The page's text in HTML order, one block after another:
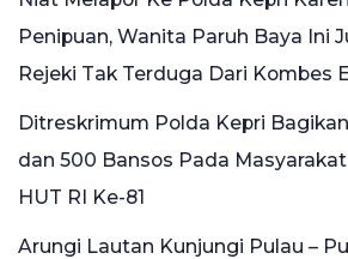
Penipuan, Wanita Paruh Baya Ini
Rejeki Tak Terduga Dari Kombes
Ditreskrimum Polda Kepri
dan 500 Bansos Pada
HUT RI Ke-81
Arungi Lautan Kunjungi Pulau –